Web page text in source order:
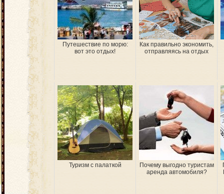
Путешествие по морю:
вот это отдых!
Как правильно экономить,
отправляясь на отдых
Туризм с палаткой
Почему выгодно туристам
аренда автомобиля?